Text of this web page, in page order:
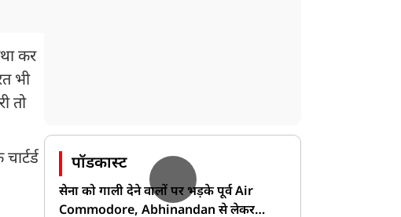
कर
भी
तो
पॉडकास्ट
सेना को गाली देने वालों पर भड़के पूर्व Air
Commodore, Abhinandan से लेकर